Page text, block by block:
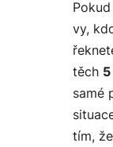
vy,
těch
samé
tím,